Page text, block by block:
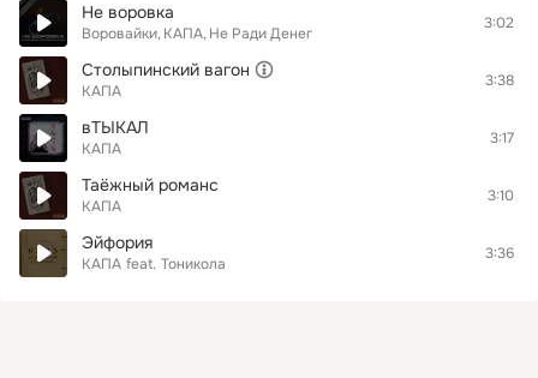
Не воровка
Воровайки КАПА Не Ради Денег
3:02
Столыпинский вагон
КАПА
3:38
вТЫКАЛ
КАПА
3:17
Таёжный романс
КАПА
3:10
Эйфория
КАПА feat. Тоникола
3:36